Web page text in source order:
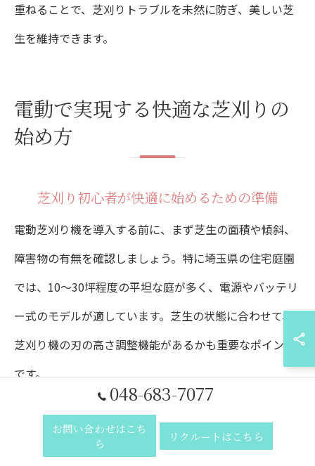
重ねることで、芝刈りトラブルを未然に防ぎ、美しい芝
生を維持できます。
電動で実現する快適な芝刈りの
始め方
芝刈り初心者が快適に始めるための準備
電動芝刈り機を導入する前に、まず芝生の面積や傾斜、
障害物の有無を確認しましょう。特に埼玉県の住宅庭園
では、10〜30坪程度の平坦な庭が多く、電源やバッテリ
ー式のモデルが適しています。芝生の状態に合わせて、
芝刈り機の刃の高さ調整機能があるかも重要なポイント
です。
用を心がけ、作業前に石や枝など芝生上の障害物を除去
048-683-7077
お問い合わせはこち
ら
リクルートはこちら